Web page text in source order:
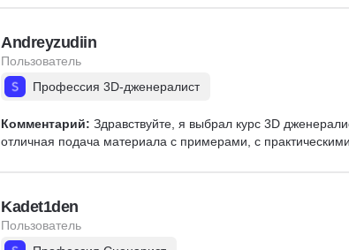
Andreyzudiin
Пользователь
Профессия 3D-дженералист
Комментарий: Здравствуйте, я выбрал курс 3D
отличная подача материала с примерами, с
Kadet1den
Пользователь